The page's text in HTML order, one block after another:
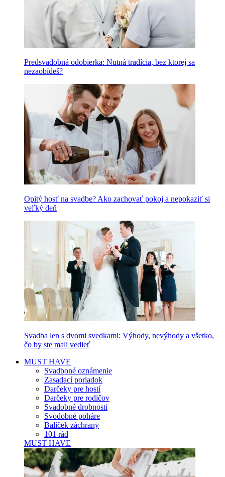
Predsvadobná odobierka: Nutná tradícia, bez ktorej sa
nezaobídeš?
Opitý hosť na svadbe? Ako zachovať pokoj a nepokaziť si
veľký deň
Svadba len s dvomi svedkami: Výhody, nevýhody a všetko,
čo by ste mali vedieť
MUST HAVE
Svadboné oznámenie
Zasadací poriadok
Darčeky pre hostí
Darčeky pre rodičov
Svadobné drobnosti
Svodobné poháre
Balíček záchrany
101 rád
MUST HAVE